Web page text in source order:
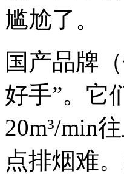
尴尬了。
国产品牌
好手”。它
20m³/min
点排烟难